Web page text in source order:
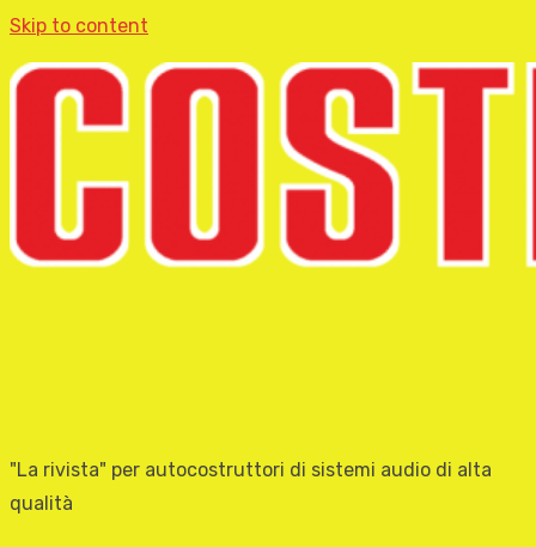
Skip to content
"La rivista" per autocostruttori di sistemi audio di alta
qualità